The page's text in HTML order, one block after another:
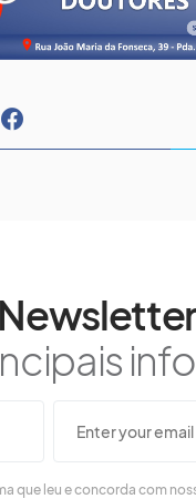
que leu e concorda com